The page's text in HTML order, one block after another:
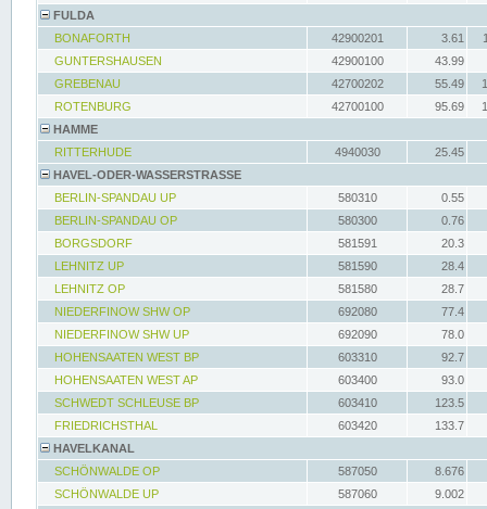
FULDA
BONAFORTH
42900201 3.61
GUNTERSHAUSEN
42900100
43.99
GREBENAU
42700202 55.49
ROTENBURG
42700100 95.69
HAMME
RITTERHUDE
4940030
25.45
HAVEL-ODER-WASSERSTRASSE
BERLIN-SPANDAU UP
580310
0.55
BERLIN-SPANDAU OP
580300
0.76
BORGSDORF
581591
20.3
LEHNITZ UP
581590
28.4
LEHNITZ OP
581580
28.7
NIEDERFINOW SHW OP
692080
77.4
NIEDERFINOW SHW UP
692090
78.0
HOHENSAATEN WEST BP
603310
92.7
HOHENSAATEN WEST AP
603400
93.0
SCHWEDT SCHLEUSE BP
603410
123.5
FRIEDRICHSTHAL
603420
133.7
HAVELKANAL
SCHÖNWALDE OP
587050
8.676
SCHÖNWALDE UP
587060
9.002